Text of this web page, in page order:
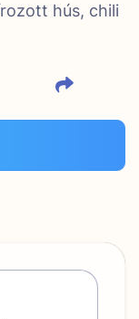
hús, chili